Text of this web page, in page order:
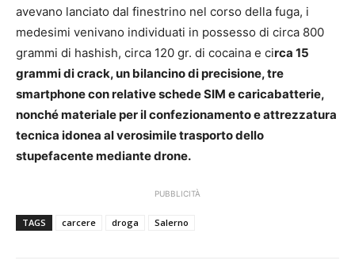
avevano lanciato dal finestrino nel corso della fuga, i
medesimi venivano individuati in possesso di circa 800
grammi di hashish, circa 120 gr. di cocaina e circa 15
grammi di crack, un bilancino di precisione, tre
smartphone con relative schede SIM e caricabatterie,
nonché materiale per il confezionamento e attrezzatura
tecnica idonea al verosimile trasporto dello
stupefacente mediante drone.
PUBBLICITÀ
TAGS carcere droga Salerno